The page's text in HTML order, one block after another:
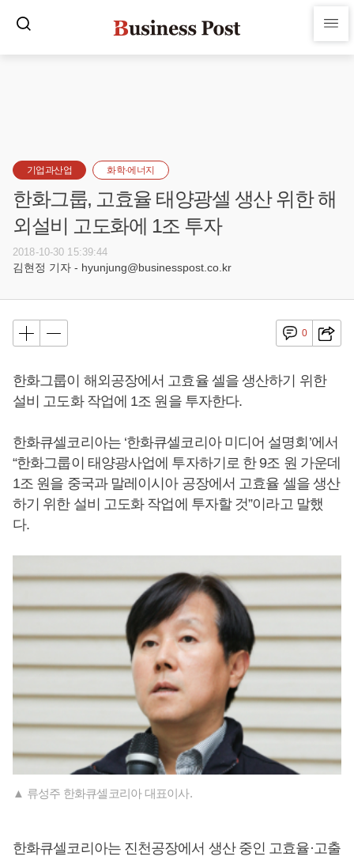
기업과산업 화학·에너지
한화그룹, 고효율 태양광셀 생산 위한 해
외설비 고도화에 1조 투자
2018-10-30 15:39:44
김현정 기자 - hyunjung@businesspost.co.kr
0
한화그룹이 해외공장에서 고효율 셀을 생산하기 위한
설비 고도화 작업에 1조 원을 투자한다.
한화큐셀코리아는 ‘한화큐셀코리아 미디어 설명회’에서
“한화그룹이 태양광사업에 투자하기로 한 9조 원 가운데
1조 원을 중국과 말레이시아 공장에서 고효율 셀을 생산
하기 위한 설비 고도화 작업에 투자할 것”이라고 말했
다.
▲ 류성주 한화큐셀코리아 대표이사.
한화큐셀코리아는 진천공장에서 생산 중인 고효율·고출